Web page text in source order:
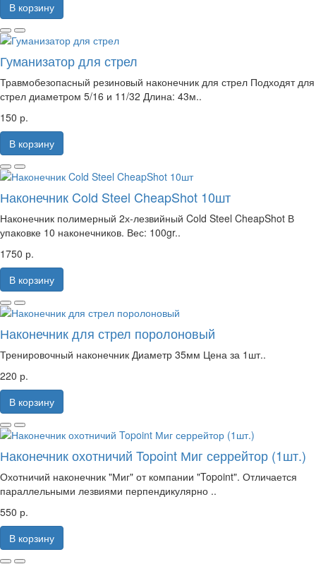
В корзину
Гуманизатор для стрел
Травмобезопасный резиновый наконечник для стрел Подходят для
стрел диаметром 5/16 и 11/32 Длина: 43м..
150 р.
В корзину
Наконечник Cold Steel CheapShot 10шт
Наконечник полимерный 2х-лезвийный Cold Steel CheapShot В
упаковке 10 наконечников. Вес: 100gr..
1750 р.
В корзину
Наконечник для стрел поролоновый
Тренировочный наконечник Диаметр 35мм Цена за 1шт..
220 р.
В корзину
Наконечник охотничий Topoint Миг серрейтор (1шт.)
Охотничий наконечник "Миг" от компании "Topoint". Отличается
параллельными лезвиями перпендикулярно ..
550 р.
В корзину